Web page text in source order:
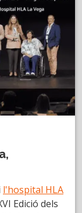
l'hospital HLA
Edició dels